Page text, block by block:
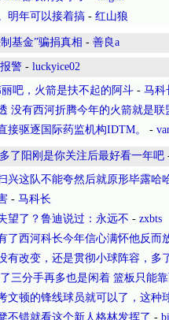
明年可以接着搞 - 红山狼
基金”骗捐真相 - 善良a
警 - luckyice02
吧，火箭是扶不起的阿斗 - 马科
没有西河折腾今年的火箭就是联
接驱逐国际药监机构IDTM。 -
了阳刚是你关注后最好看一年吧
兴这队不能夸然后就原形毕露哈
- 马科长
望了？鲁迪说过：永远不 - zxbts
了西河科长今年信心满怀他反而
有改变，还是贯彻小球阵容，多
三分手再多也是闲着 篮板只能
文顿的锋线球员就可以了，这种
不错就看这个新人格林发挥了 -